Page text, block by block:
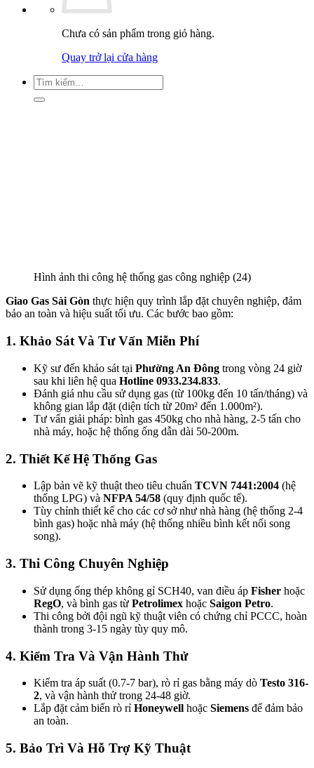
Chưa có sản phẩm trong giỏ hàng.
Quay trở lại cửa hàng
Tìm
kiếm:
Hình ảnh thi công hệ thống gas công nghiệp (24)
Giao Gas Sài Gòn thực hiện quy trình lắp đặt chuyên nghiệp, đảm
bảo an toàn và hiệu suất tối ưu. Các bước bao gồm:
1. Khảo Sát Và Tư Vấn Miễn Phí
Kỹ sư đến khảo sát tại Phường An Đông trong vòng 24 giờ
sau khi liên hệ qua Hotline 0933.234.833.
Đánh giá nhu cầu sử dụng gas (từ 100kg đến 10 tấn/tháng) và
không gian lắp đặt (diện tích từ 20m² đến 1.000m²).
Tư vấn giải pháp: bình gas 450kg cho nhà hàng, 2-5 tấn cho
nhà máy, hoặc hệ thống ống dẫn dài 50-200m.
2. Thiết Kế Hệ Thống Gas
Lập bản vẽ kỹ thuật theo tiêu chuẩn TCVN 7441:2004 (hệ
thống LPG) và NFPA 54/58 (quy định quốc tế).
Tùy chỉnh thiết kế cho các cơ sở như nhà hàng (hệ thống 2-4
bình gas) hoặc nhà máy (hệ thống nhiều bình kết nối song
song).
3. Thi Công Chuyên Nghiệp
Sử dụng ống thép không gỉ SCH40, van điều áp Fisher hoặc
RegO, và bình gas từ Petrolimex hoặc Saigon Petro.
Thi công bởi đội ngũ kỹ thuật viên có chứng chỉ PCCC, hoàn
thành trong 3-15 ngày tùy quy mô.
4. Kiểm Tra Và Vận Hành Thử
Kiểm tra áp suất (0.7-7 bar), rò rỉ gas bằng máy dò Testo 316-
2, và vận hành thử trong 24-48 giờ.
Lắp đặt cảm biến rò rỉ Honeywell hoặc Siemens để đảm bảo
an toàn.
5. Bảo Trì Và Hỗ Trợ Kỹ Thuật